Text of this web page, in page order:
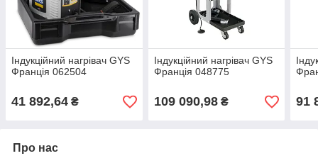
Індукційний нагрівач GYS
Франція 062504
41 892,64 ₴
Індукційний нагрівач GYS
Франція 048775
109 090,98₴ 91
Про нас